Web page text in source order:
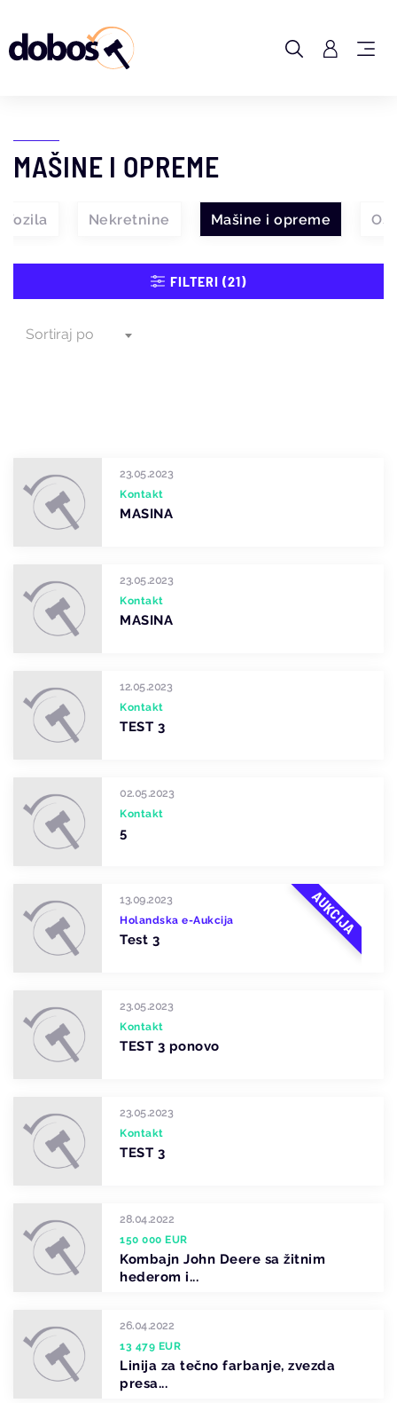
MAŠINE I OPREME
Vozila Nekretnine Mašine i opreme
FILTERI (21)
Sortiraj po
23.05.2023
Kontakt
MASINA
23.05.2023
Kontakt
MASINA
12.05.2023
Kontakt
TEST 3
02.05.2023
Kontakt
5
13.09.2023
Holandska e-Aukcija
Test 3
AUKCIJA
23.05.2023
Kontakt
TEST 3 ponovo
23.05.2023
Kontakt
TEST 3
28.04.2022
150 000 EUR
Kombajn John Deere sa žitnim
hederom i...
26.04.2022
13 479 EUR
Linija za tečno farbanje, zvezda
presa...